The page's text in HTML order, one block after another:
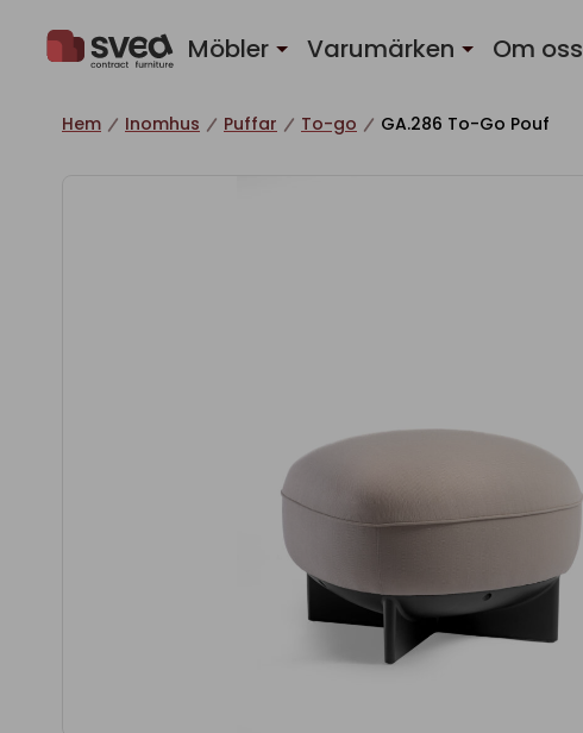
Möbler Varumärken Om oss
Hem Inomhus Puffar To-go GA.286 To-Go Pouf